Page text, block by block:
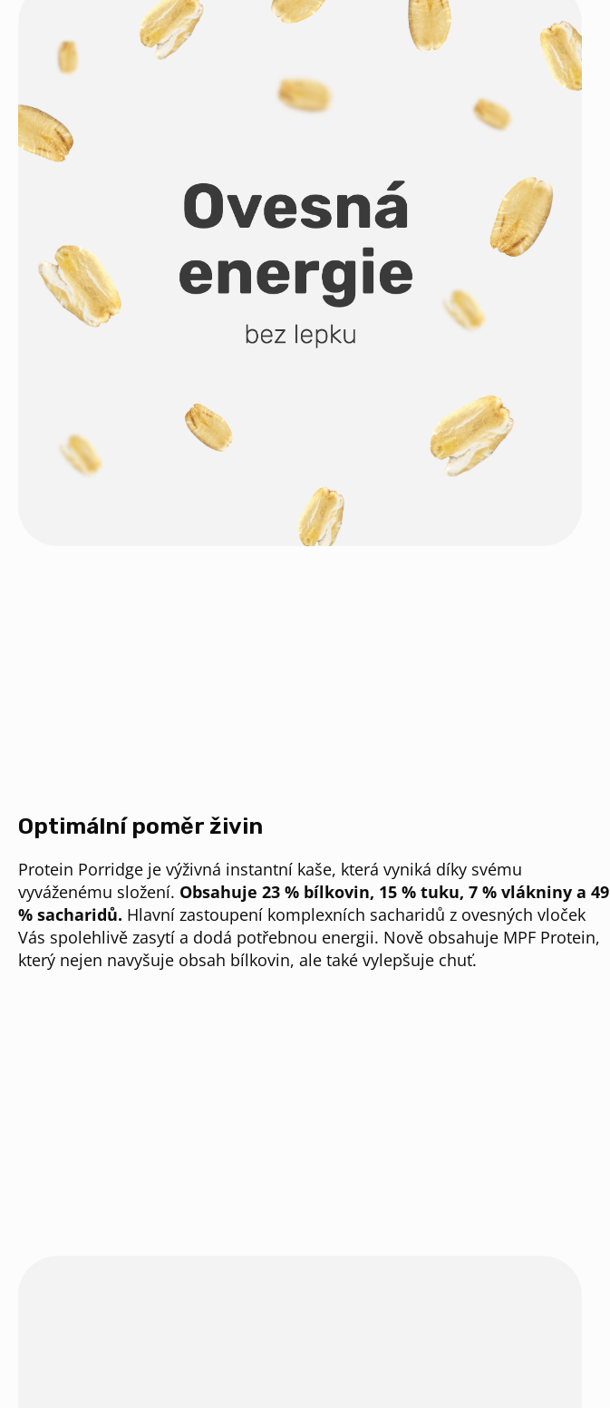
Optimální poměr živin
Protein Porridge je výživná instantní kaše, která vyniká díky svému
vyváženému složení. Obsahuje 23 % bílkovin, 15 % tuku, 7 % vlákniny a 49
% sacharidů. Hlavní zastoupení komplexních sacharidů z ovesných vloček
Vás spolehlivě zasytí a dodá potřebnou energii. Nově obsahuje MPF Protein,
který nejen navyšuje obsah bílkovin, ale také vylepšuje chuť.